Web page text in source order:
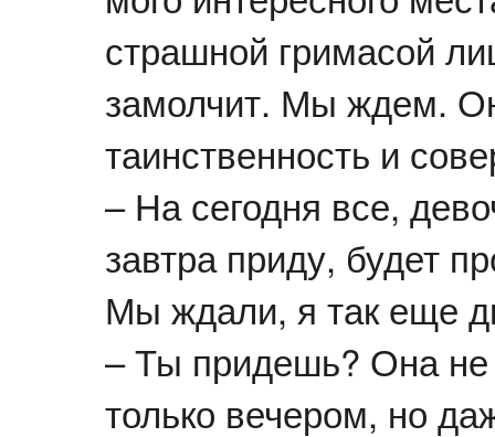
страшной гримасой
замолчит. Мы ждем.
таинственность и
– На сегодня все,
завтра приду, будет
Мы ждали, я так еще
– Ты придешь? Она
только вечером, но